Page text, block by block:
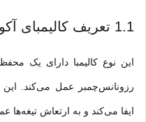
1.1 تعریف کالیمبای آکوستیک (حفره‌دار)
این نوع کالیمبا دارای یک
رزونانس‌چمبر عمل می‌کند.
ایفا می‌کند و به ارتعاش تیغه‌ها